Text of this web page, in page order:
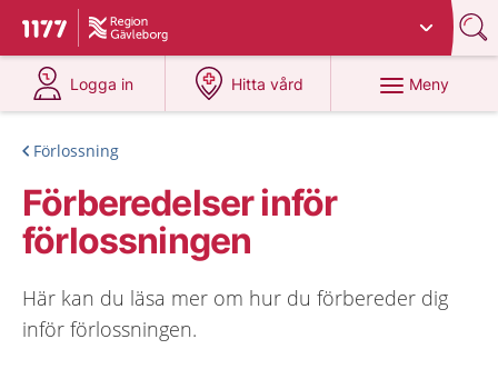
Till startsidan för 1177
Du har valt region
Logga in
på 1177.se
Hitta vård
på 1177.se
Meny
Förlossning
Förberedelser inför
förlossningen
Här kan du läsa mer om hur du förbereder dig
inför förlossningen.